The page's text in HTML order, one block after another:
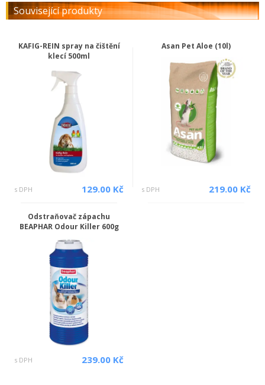
Související produkty
KAFIG-REIN spray na čištění
klecí 500ml
s DPH 129.00 Kč
Asan Pet Aloe (10l)
s DPH 219.00 Kč
Odstraňovač zápachu
BEAPHAR Odour Killer 600g
s DPH 239.00 Kč